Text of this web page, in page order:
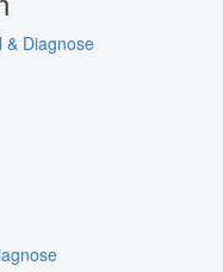
& Diagnose